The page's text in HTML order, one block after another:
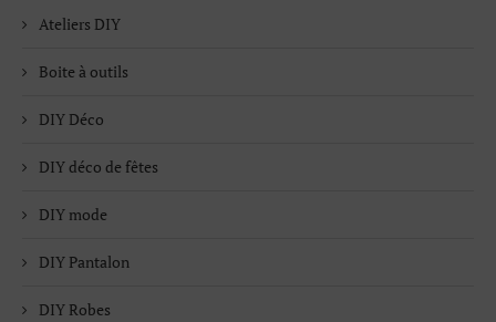
Ateliers DIY
Boite à outils
DIY Déco
DIY déco de fêtes
DIY mode
DIY Pantalon
DIY Robes